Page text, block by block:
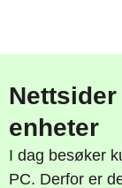
enheter
I dag besøker
PC. Derfor er